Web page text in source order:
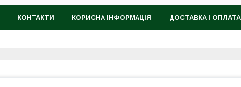
КОНТАКТИ КОРИСНА ІНФОРМАЦІЯ ДОСТАВКА І ОПЛАТА